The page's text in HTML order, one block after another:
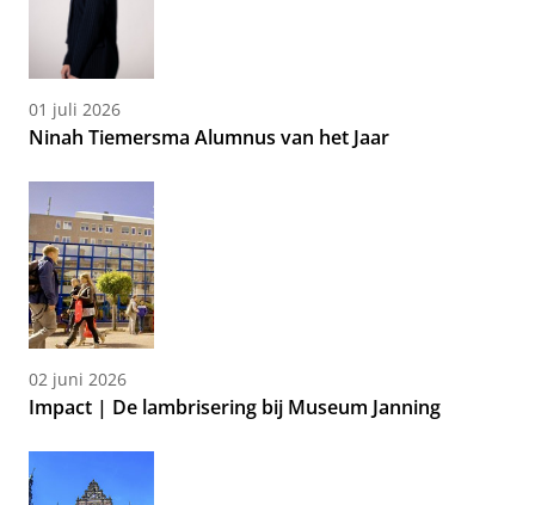
01 juli 2026
Ninah Tiemersma Alumnus van het Jaar
02 juni 2026
Impact | De lambrisering bij Museum Janning